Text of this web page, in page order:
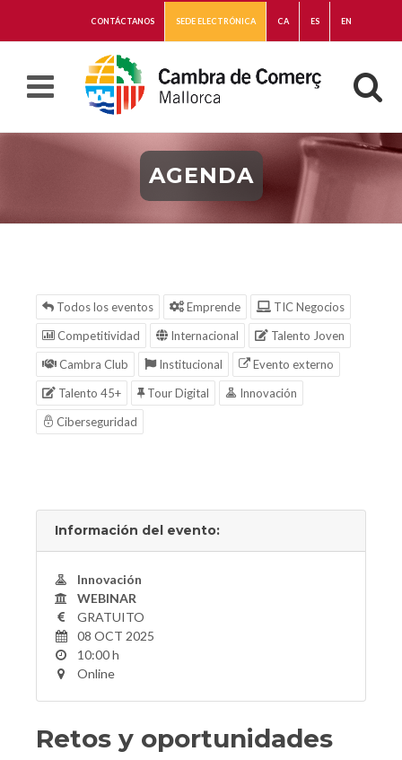
CONTÁCTANOS SEDE ELECTRÓNICA CA ES EN
AGENDA
Todos los eventos Emprende
TIC Negocios
Competitividad
Internacional
Talento Joven
Cambra Club
Institucional
Evento externo
Talento 45+
Tour Digital
Innovación
Ciberseguridad
Información del evento:
Innovación
WEBINAR
GRATUITO
08 OCT 2025
10:00 h
Online
Retos y oportunidades